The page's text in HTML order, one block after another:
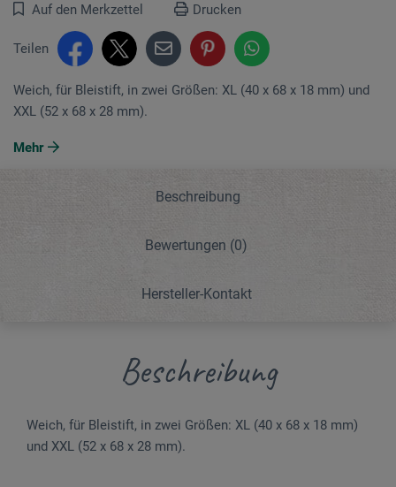
Auf den Merkzettel Drucken
Teilen
Weich, für Bleistift, in zwei Größen: XL (40 x 68 x 18 mm) und
XXL (52 x 68 x 28 mm).
Mehr
Beschreibung
Bewertungen (0)
Hersteller-Kontakt
Beschreibung
Weich, für Bleistift, in zwei Größen: XL (40 x 68 x 18 mm)
und XXL (52 x 68 x 28 mm).